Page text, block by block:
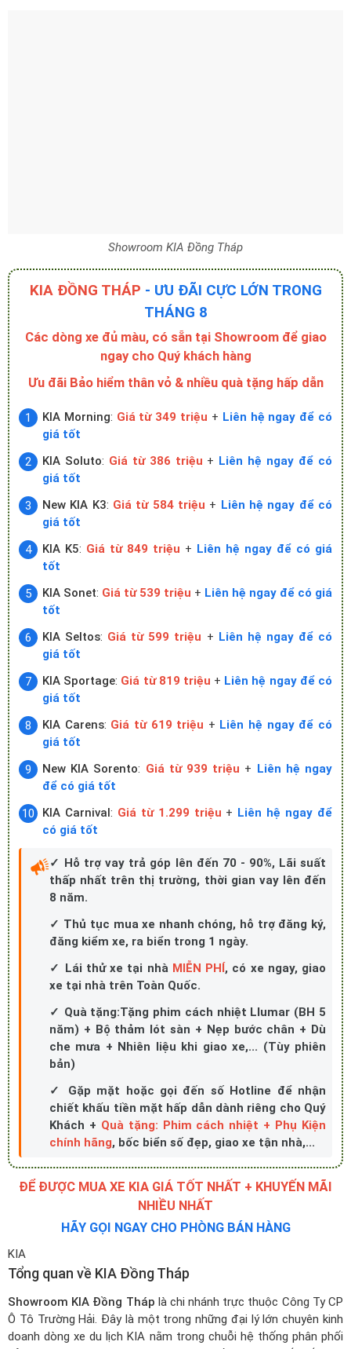
KIA ĐỒNG THÁP- ƯU ĐÃI CỰC LỚN TRONG
Các dòng xe đủ màu, có sẵn tại Showroom để giao
ngay cho Quý khách hàng
Ưu đãi Bảo hiểm thân vỏ & nhiều quà tặng hấp dẫn
KIA Morning:Giá từ 349 triệu+Liên hệ ngay để có
KIA Soluto:Giá từ 386 triệu+
Liên hệ ngay để có
giá tốt
New KIA K3 :Giá từ 584 triệu +Liên hệ ngay để có
giá tốt
KIA K5:Giá từ 849 triệu+Liên hệ ngay để có giá
tốt
KIA Sonet:Giá từ 539 triệu +Liên hệ ngay để có giá
tốt
KIA Seltos :Giá từ 599 triệu +Liên hệ ngay để có
giá tốt
KIA Sportage:Giá từ 819 triệu +Liên hệ ngay để có
giá tốt
KIA Carens:Giá từ 619 triệu+
Liên hệ ngay để có
giá tốt
New KIA Sorento:Giá từ 939 triệu+Liên hệ ngay
để có giá tốt
KIA Carnival:Giá từ 1.299 triệu +Liên hệ ngay để
có giá tốt
✓ Hỗ trợ vay trả góp lên đến 70 - 90%, Lãi suất
8 năm.
✓ Thủ tục mua xe nhanh chóng, hỗ trợ đăng ký,
đăng kiểm xe, ra biển trong 1 ngày.
✓ Lái thử xe tại nhàMIỄN PHÍ, có xe ngay, giao
xe tại nhà trên Toàn Quốc.
✓ Quà tặng:Tặng phim cách nhiệt Llumar (BH 5
năm) + Bộ thảm lót sàn + Nẹp bước chân + Dù
che mưa + Nhiên liệu khi giao xe,... (Tùy phiên
bản)
✓ Gặp mặt hoặc gọi đến số Hotline để nhận
chiết khấu tiền mặt hấp dẫn dành riêng cho Quý
Khách +Quà tặng: Phim cách nhiệt + Phụ Kiện
chính hãng , bốc biển số đẹp, giao xe tận nhà,...
ĐỂ ĐƯỢC MUA XE KIA GIÁ TỐT NHẤT + KHUYẾN MÃI
NHIỀU NHẤT
HÃY GỌI NGAY CHO PHÒNG BÁN HÀNG
Tổng quan về KIA Đồng Tháp
Showroom KIA Đồng Tháp
là chi nhánh trực thuộc Công Ty CP
Ô Tô Trường Hải. Đây là một trong những đại lý lớn chuyên kinh
doanh dòng xe du lịch KIA nằm trong chuỗi hệ thống phân phối
của THACO. Showroom được THACO đầu tư và thiết kế theo
nhận diện của KIA toàn cầu, bao gồm showroom ô tô, xưởng